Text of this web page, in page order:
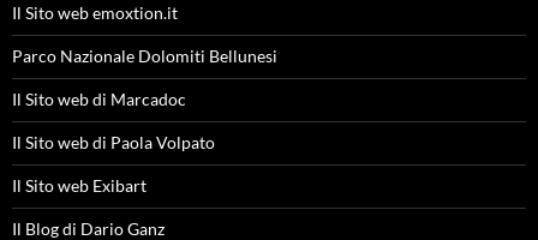
Il Sito web emoxtion.it
Parco Nazionale Dolomiti Bellunesi
Il Sito web di Marcadoc
Il Sito web di Paola Volpato
Il Sito web Exibart
Il Blog di Dario Ganz